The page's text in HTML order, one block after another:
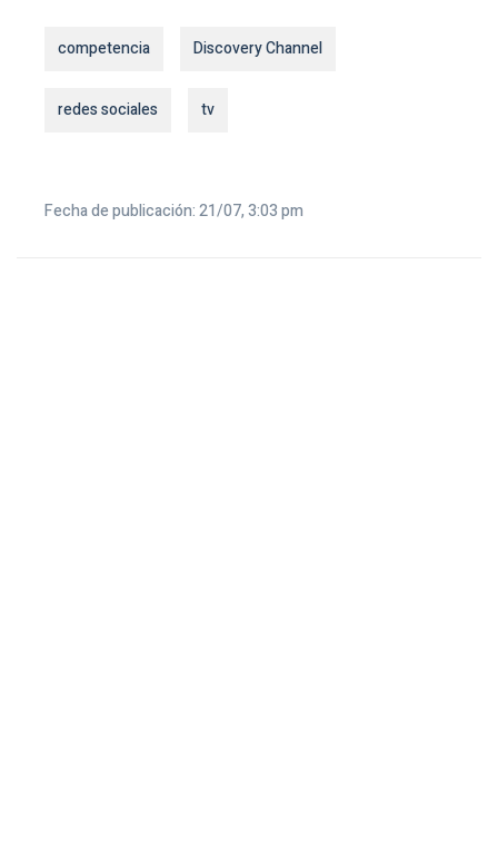
competencia Discovery Channel
redes sociales tv
Fecha de publicación: 21/07, 3:03 pm